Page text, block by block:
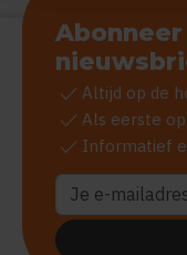
check Altijd op de
check Als eerste
check Informatief